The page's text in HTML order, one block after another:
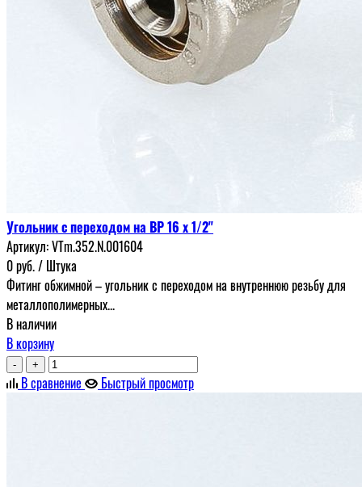
Угольник с переходом на ВР 16 х 1/2"
Артикул:VTm.352.N.001604
0руб./ Штука
Фитинг обжимной – угольник с переходом на внутреннюю резьбу для
металлополимерных...
В наличии
В корзину
- +
В сравнение Быстрый просмотр